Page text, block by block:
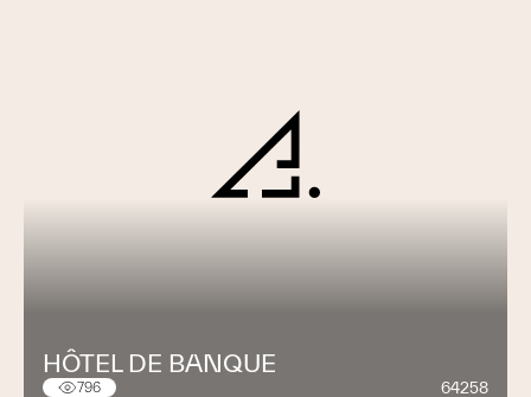
HÔTEL DE BANQUE
796 64258